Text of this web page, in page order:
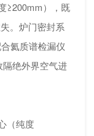
≥200mm），既
。炉门密封系
氦质谱检漏仪
隔绝外界空气进
（纯度